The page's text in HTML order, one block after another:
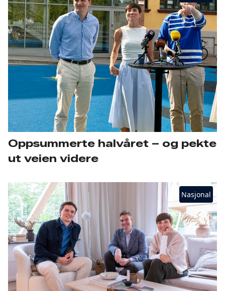
Oppsummerte halvåret – og pekte
ut veien videre
Nasjonal